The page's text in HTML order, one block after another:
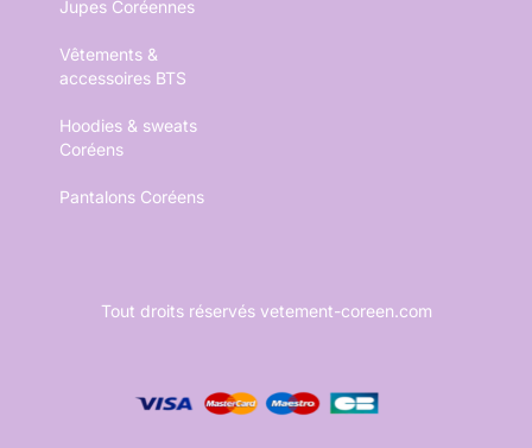
Jupes Coréennes
Vêtements &
accessoires BTS
Hoodies & sweats
Coréens
Pantalons Coréens
Tout droits réservés vetement-coreen.com